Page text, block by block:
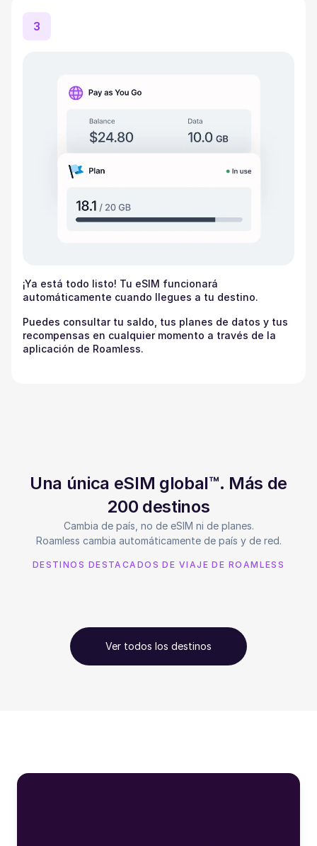
3
¡Ya está todo listo! Tu eSIM funcionará
automáticamente cuando llegues a tu destino.
Puedes consultar tu saldo, tus planes de datos y tus
recompensas en cualquier momento a través de la
aplicación de Roamless.
Una única eSIM global™. Más de
200 destinos
Cambia de país, no de eSIM ni de planes.
Roamless cambia automáticamente de país y de red.
DESTINOS DESTACADOS DE VIAJE DE ROAMLESS
Ver todos los destinos